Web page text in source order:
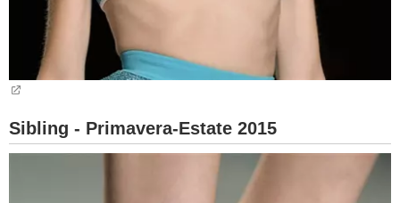
Sibling - Primavera-Estate 2015